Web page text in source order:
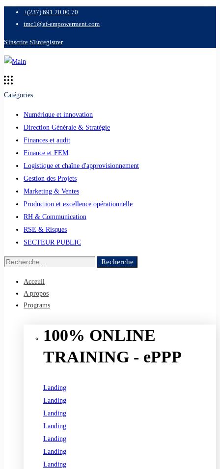
+(237) 691 20 00 70
tmc1@af-empowerment.com
S'inscrire S'Enregistrer
Catégories
Numérique et innovation
Direction Générale & Stratégie
Finances et audit
Finance et FEM
Logistique et chaîne d'approvisionnement
Gestion des Projets
Marketing & Ventes
Production et excellence opérationnelle
RH & Communication
RSE & Risques
SECTEUR PUBLIC
Recherche
Recherche
Acceuil
A propos
Programs
100% ONLINE
TRAINING - ePPP
Landing
Landing
Landing
Landing
Landing
Landing
Landing